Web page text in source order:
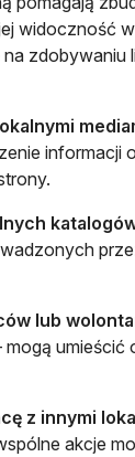
widoczność
na
informacji
lub
mogą umieścić
z innymi
akcje